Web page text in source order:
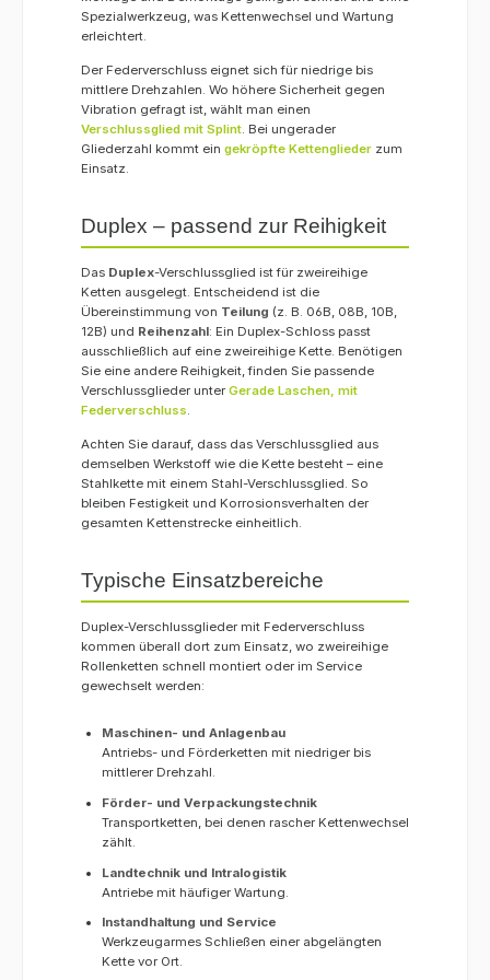
Spezialwerkzeug, was Kettenwechsel und Wartung
erleichtert.
Der Federverschluss eignet sich für niedrige bis
mittlere Drehzahlen. Wo höhere Sicherheit gegen
Vibration gefragt ist, wählt man einen
Verschlussglied mit Splint. Bei ungerader
Gliederzahl kommt ein gekröpfte Kettengliederzum
Einsatz.
Duplex – passend zur Reihigkeit
Das Duplex-Verschlussglied ist für zweireihige
Ketten ausgelegt. Entscheidend ist die
Übereinstimmung von Teilung (z. B. 06B, 08B, 10B,
12B) und Reihenzahl: Ein Duplex-Schloss passt
ausschließlich auf eine zweireihige Kette. Benötigen
Sie eine andere Reihigkeit, finden Sie passende
Verschlussglieder unter Gerade Laschen, mit
Federverschluss
Achten Sie darauf, dass das Verschlussglied aus
demselben Werkstoff wie die Kette besteht – eine
Stahlkette mit einem Stahl-Verschlussglied. So
bleiben Festigkeit und Korrosionsverhalten der
gesamten Kettenstrecke einheitlich.
Typische Einsatzbereiche
Duplex-Verschlussglieder mit Federverschluss
kommen überall dort zum Einsatz, wo zweireihige
Rollenketten schnell montiert oder im Service
gewechselt werden:
Maschinen- und Anlagenbau
Antriebs- und Förderketten mit niedriger bis
mittlerer Drehzahl.
Förder- und Verpackungstechnik
Transportketten, bei denen rascher Kettenwechsel
zählt.
Landtechnik und Intralogistik
Antriebe mit häufiger Wartung.
Instandhaltung und Service
Werkzeugarmes Schließen einer abgelängten
Kette vor Ort.